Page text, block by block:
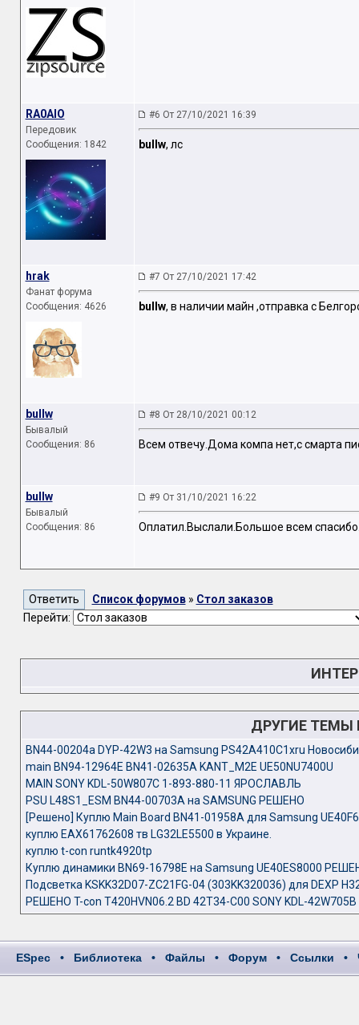
RA0AIO
Передовик
Сообщения: 1842
#6 От 27/10/2021 16:39
bullw, лс
hrak
Фанат форума
Сообщения: 4626
#7 От 27/10/2021 17:42
bullw, в наличии майн ,отправка с
bullw
Бывалый
Сообщения: 86
#8 От 28/10/2021 00:12
Всем отвечу.Дома компа нет,с смарта
bullw
Бывалый
Сообщения: 86
#9 От 31/10/2021 16:22
Оплатил.Выслали.Большое всем
Список форумов» Стол заказов
Перейти:
ДРУГИЕ ТЕМЫ
BN44-00204a DYP-42W3 на Samsung PS42A410C1xru
main BN94-12964E BN41-02635A KANT_M2E UE50NU7400U
MAIN SONY KDL-50W807C 1-893-880-11 ЯРОСЛАВЛЬ
PSU L48S1_ESM BN44-00703A на SAMSUNG РЕШЕНО
[Решено] Куплю Main Board BN41-01958A для Samsung
куплю EAX61762608 тв LG32LE5500 в Украине.
куплю t-con runtk4920tp
Куплю динамики BN69-16798E на Samsung UE40ES8000
Подсветка KSKK32D07-ZC21FG-04 (303KK320036) для DEXP
РЕШЕНО T-con T420HVN06.2 BD 42T34-C00 SONY KDL-42W705B
ESpec • Библиотека • Файлы • Форум • Ссылки •